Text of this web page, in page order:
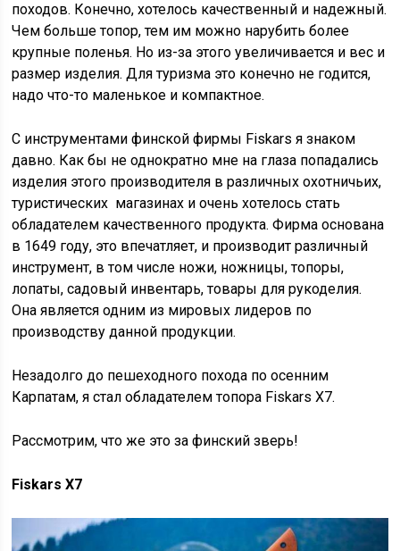
походов. Конечно, хотелось качественный и надежный.
Чем больше топор, тем им можно нарубить более
крупные поленья. Но из-за этого увеличивается и вес и
размер изделия. Для туризма это конечно не годится,
надо что-то маленькое и компактное.
С инструментами финской фирмы Fiskars я знаком
давно. Как бы не однократно мне на глаза попадались
изделия этого производителя в различных охотничьих,
туристических магазинах и очень хотелось стать
обладателем качественного продукта. Фирма основана
в 1649 году, это впечатляет, и производит различный
инструмент, в том числе ножи, ножницы, топоры,
лопаты, садовый инвентарь, товары для рукоделия.
Она является одним из мировых лидеров по
производству данной продукции.
Незадолго до пешеходного похода по осенним
Карпатам, я стал обладателем топора Fiskars X7.
Рассмотрим, что же это за финский зверь!
Fiskars X7